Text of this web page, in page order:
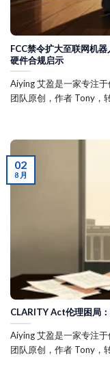
FCC禁令扩大至联网机
硬件合规启示
Aiying 艾盈是一家专注
团队原创，作者 Tony，
CLARITY Act伦理困局
Aiying 艾盈是一家专注
团队原创，作者 Tony，
02
8 月